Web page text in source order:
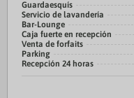
Guardaesquís
Servicio de lavandería
Bar-Lounge
Caja fuerte en recepción
Venta de forfaits
Parking
Recepción 24 horas